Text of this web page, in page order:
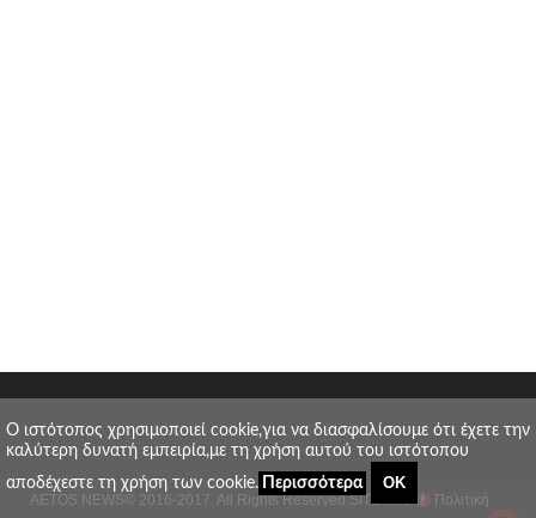
AETOS NEWS © 2016-2017. All Rights Reserved.SITE MAP Πολιτική
O ιστότοπος χρησιμοποιεί cookie,για να διασφαλίσουμε ότι έχετε την
καλύτερη δυνατή εμπειρία,με τη χρήση αυτού του ιστότοπου
αποδέχεστε τη χρήση των cookie.
Περισσότερα ΟΚ